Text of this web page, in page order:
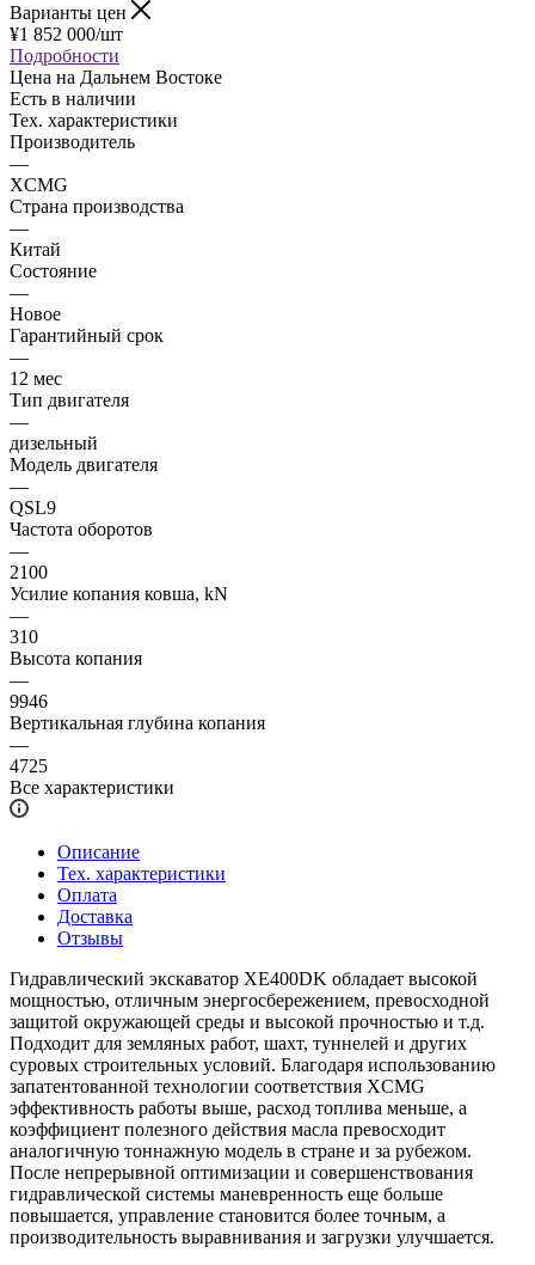
Варианты цен
¥1 852 000/шт
Подробности
Цена на Дальнем Востоке
Есть в наличии
Тех. характеристики
Производитель
—
XCMG
Страна производства
—
Китай
Состояние
—
Новое
Гарантийный срок
—
12 мес
Тип двигателя
—
дизельный
Модель двигателя
—
QSL9
Частота оборотов
—
2100
Усилие копания ковша, kN
—
310
Высота копания
—
9946
Вертикальная глубина копания
—
4725
Все характеристики
Описание
Тех. характеристики
Оплата
Доставка
Отзывы
Гидравлический экскаватор XE400DK обладает высокой
мощностью, отличным энергосбережением, превосходной
защитой окружающей среды и высокой прочностью и т.д.
Подходит для земляных работ, шахт, туннелей и других
суровых строительных условий. Благодаря использованию
запатентованной технологии соответствия XCMG
эффективность работы выше, расход топлива меньше, а
коэффициент полезного действия масла превосходит
аналогичную тоннажную модель в стране и за рубежом.
После непрерывной оптимизации и совершенствования
гидравлической системы маневренность еще больше
повышается, управление становится более точным, а
производительность выравнивания и загрузки улучшается.